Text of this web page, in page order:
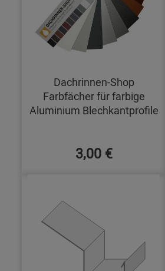
Dachrinnen-Shop
Farbfächer für farbige
Aluminium Blechkantprofile
3,00 €